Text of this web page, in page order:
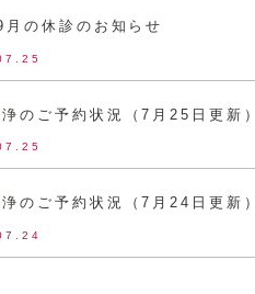
月の休診のお知らせ
のご予約状況（7月25日更新）
のご予約状況（7月24日更新）